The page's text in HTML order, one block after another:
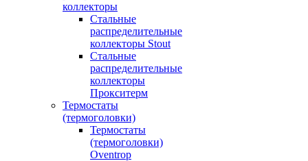
коллекторы
Стальные
распределительные
коллекторы Stout
Стальные
распределительные
коллекторы
Прокситерм
Термостаты
(термоголовки)
Термостаты
(термоголовки)
Oventrop